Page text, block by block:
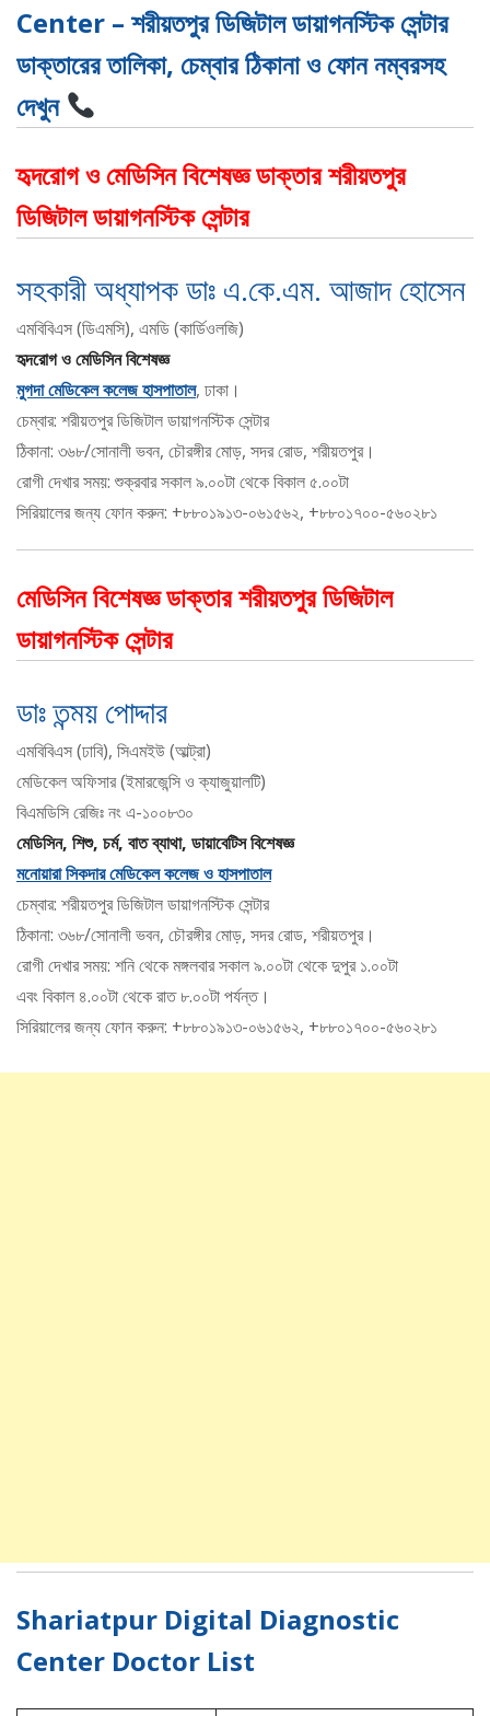
Center – শরীয়তপুর ডিজিটাল ডায়াগনস্টিক সেন্টার
ডাক্তারের তালিকা, চেম্বার ঠিকানা ও ফোন নম্বরসহ
দেখুন
হৃদরোগ ও মেডিসিন বিশেষজ্ঞ ডাক্তার শরীয়তপুর
ডিজিটাল ডায়াগনস্টিক সেন্টার
সহকারী অধ্যাপক ডাঃ এ.কে.এম. আজাদ হোসেন
এমবিবিএস (ডিএমসি), এমডি (কার্ডিওলজি)
হৃদরোগ ও মেডিসিন বিশেষজ্ঞ
মুগদা মেডিকেল কলেজ হাসপাতাল, ঢাকা।
চেম্বার: শরীয়তপুর ডিজিটাল ডায়াগনস্টিক সেন্টার
ঠিকানা: ৩৬৮/সোনালী ভবন, চৌরঙ্গীর মোড়, সদর রোড, শরীয়তপুর।
রোগী দেখার সময়: শুক্রবার সকাল ৯.০০টা থেকে বিকাল ৫.০০টা
সিরিয়ালের জন্য ফোন করুন: +৮৮০১৯১৩-০৬১৫৬২, +৮৮০১৭০০-৫৬০২৮১
মেডিসিন বিশেষজ্ঞ ডাক্তার শরীয়তপুর ডিজিটাল
ডায়াগনস্টিক সেন্টার
ডাঃ তন্ময় পোদ্দার
এমবিবিএস (ঢাবি), সিএমইউ (আল্ট্রা)
মেডিকেল অফিসার (ইমারজেন্সি ও ক্যাজুয়ালটি)
বিএমডিসি রেজিঃ নং এ-১০০৮৩০
মেডিসিন, শিশু, চর্ম, বাত ব্যাথা, ডায়াবেটিস বিশেষজ্ঞ
মনোয়ারা সিকদার মেডিকেল কলেজ ও হাসপাতাল
চেম্বার: শরীয়তপুর ডিজিটাল ডায়াগনস্টিক সেন্টার
ঠিকানা: ৩৬৮/সোনালী ভবন, চৌরঙ্গীর মোড়, সদর রোড, শরীয়তপুর।
রোগী দেখার সময়: শনি থেকে মঙ্গলবার সকাল ৯.০০টা থেকে দুপুর ১.০০টা
এবং বিকাল ৪.০০টা থেকে রাত ৮.০০টা পর্যন্ত।
সিরিয়ালের জন্য ফোন করুন: +৮৮০১৯১৩-০৬১৫৬২, +৮৮০১৭০০-৫৬০২৮১
Shariatpur Digital Diagnostic
Center Doctor List